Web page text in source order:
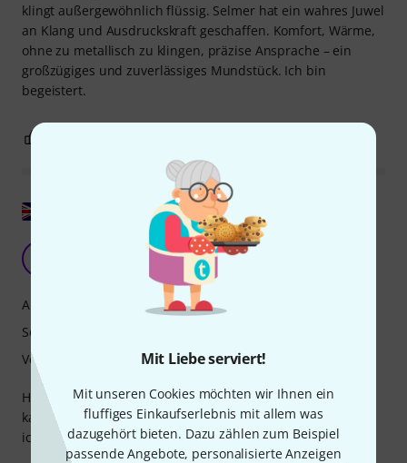
Mit Liebe serviert!
Mit unseren Cookies möchten wir Ihnen ein
fluffiges Einkaufserlebnis mit allem was
dazugehört bieten. Dazu zählen zum Beispiel
passende Angebote, personalisierte Anzeigen
klingt außergewöhnlich flüssig. Selmer hat ein wahres Juwel
an Klang und Ausdruckskraft geschaffen. Komfort, Wärme,
ohne zu metallisch zu klingen, präzise Ansprache – ein
großzügiges und zuverlässiges Mundstück. Ich bin
begeistert.
NikolaB 05.05.2026
Hallo, ich habe gerade das Mundstück bekommen und ich
kann sagen, dass ich den Klang liebe, er ist so dunkel und
ich liebe ihn.
Ansprache
Sound
Verarbeitung